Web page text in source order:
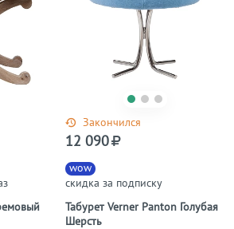
Закончился
Табурет Verner Panton Голубая
Шерсть
wow
скидка за подписку
12 090